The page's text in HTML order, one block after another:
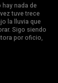
nada de
tuve trece
la lluvia que
Sigo siendo
por oficio,